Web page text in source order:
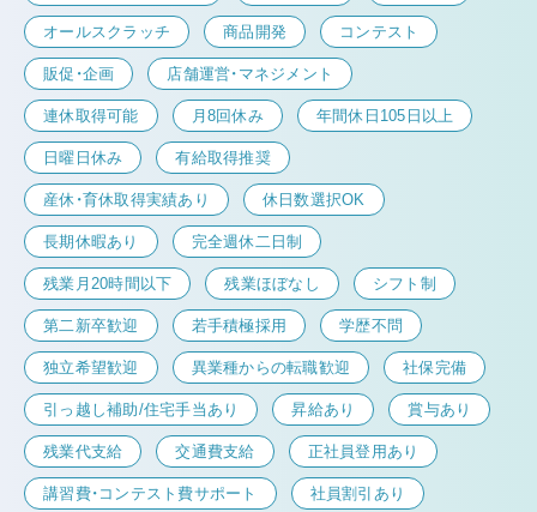
オールスクラッチ 商品開発 コンテスト
販促・企画 店舗運営・マネジメント
連休取得可能 月8回休み 年間休日105日以上
日曜日休み 有給取得推奨
産休・育休取得実績あり 休日数選択OK
長期休暇あり 完全週休二日制
残業月20時間以下 残業ほぼなし シフト制
第二新卒歓迎 若手積極採用 学歴不問
独立希望歓迎 異業種からの転職歓迎 社保完備
引っ越し補助/住宅手当あり 昇給あり 賞与あり
残業代支給 交通費支給 正社員登用あり
講習費・コンテスト費サポート 社員割引あり